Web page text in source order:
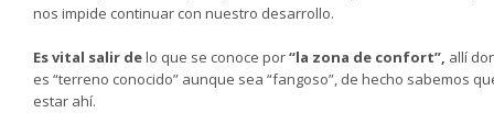
nos impide continuar con nuestro desarrollo.
Es vital salir delo que se conoce por“la zona de confort”, allí
es “terreno conocido” aunque sea “fangoso”, de hecho sabemos
estar ahí.